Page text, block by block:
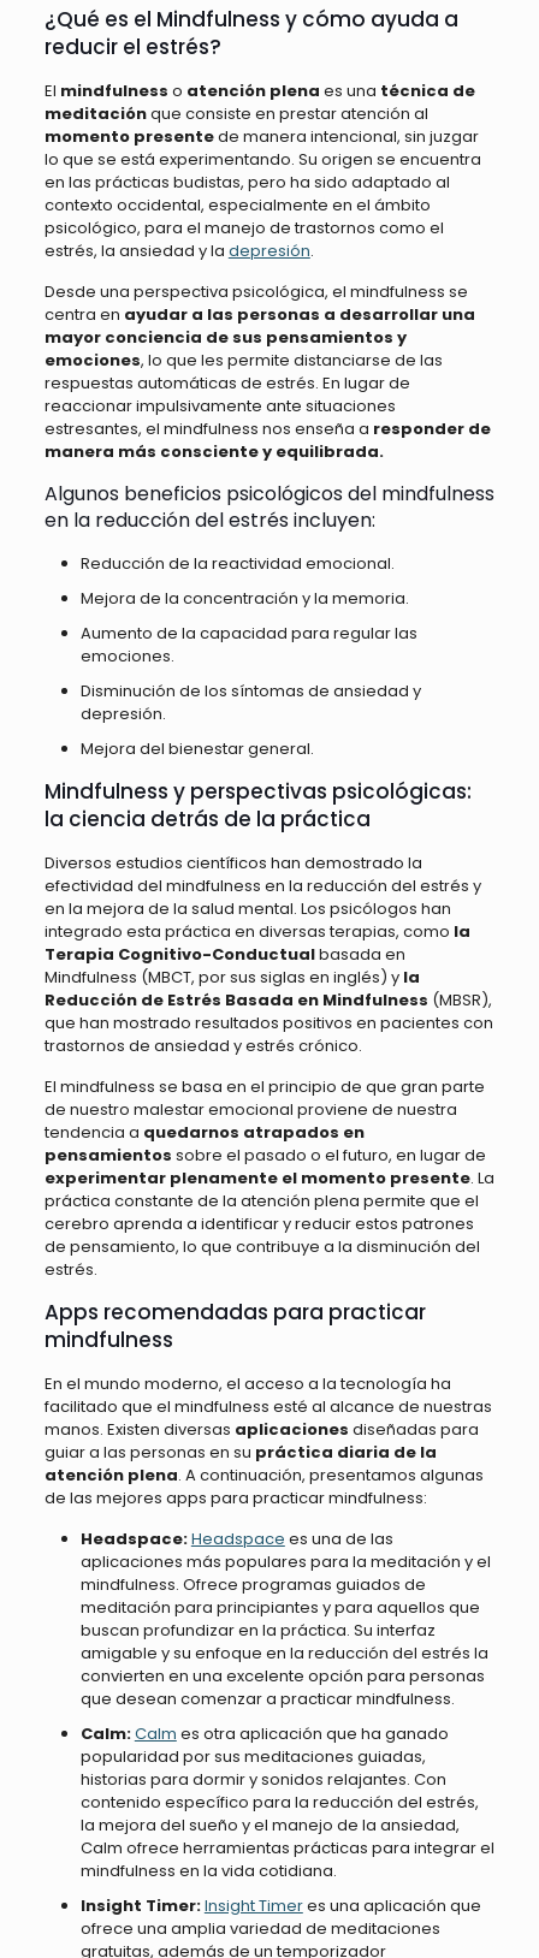
¿Qué es el Mindfulness y cómo ayuda a
reducir el estrés?
El mindfulness o atención plena es una técnica de
meditaciónque consiste en prestar atención al
momento presentede manera intencional, sin juzgar
lo que se está experimentando. Su origen se encuentra
en las prácticas budistas, pero ha sido adaptado al
contexto occidental, especialmente en el ámbito
psicológico, para el manejo de trastornos como el
estrés, la ansiedad y la depresión.
Desde una perspectiva psicológica, el mindfulness se
centra en ayudar a las personas a desarrollar una
mayor conciencia de sus pensamientos y
emociones, lo que les permite distanciarse de las
respuestas automáticas de estrés. En lugar de
reaccionar impulsivamente ante situaciones
estresantes, el mindfulness nos enseña a responder de
manera más consciente y equilibrada.
Algunos beneficios psicológicos del mindfulness
en la reducción del estrés incluyen:
Reducción de la reactividad emocional.
Mejora de la concentración y la memoria.
Aumento de la capacidad para regular las
emociones.
Disminución de los síntomas de ansiedad y
depresión.
Mejora del bienestar general.
Mindfulness y perspectivas psicológicas:
la ciencia detrás de la práctica
Diversos estudios científicos han demostrado la
efectividad del mindfulness en la reducción del estrés y
en la mejora de la salud mental. Los psicólogos han
integrado esta práctica en diversas terapias, como la
Terapia Cognitivo-Conductualbasada en
Mindfulness (MBCT, por sus siglas en inglés) y la
Reducción de Estrés Basada en Mindfulness (MBSR),
que han mostrado resultados positivos en pacientes con
trastornos de ansiedad y estrés crónico.
El mindfulness se basa en el principio de que gran parte
de nuestro malestar emocional proviene de nuestra
tendencia a quedarnos atrapados en
pensamientos sobre el pasado o el futuro, en lugar de
experimentar plenamente el momento presente. La
práctica constante de la atención plena permite que el
cerebro aprenda a identificar y reducir estos patrones
de pensamiento, lo que contribuye a la disminución del
estrés.
Apps recomendadas para practicar
mindfulness
En el mundo moderno, el acceso a la tecnología ha
facilitado que el mindfulness esté al alcance de nuestras
manos. Existen diversas aplicaciones diseñadas para
guiar a las personas en su práctica diaria de la
atención plena. A continuación, presentamos algunas
de las mejores apps para practicar mindfulness:
Headspace:Headspace es una de las
aplicaciones más populares para la meditación y el
mindfulness. Ofrece programas guiados de
meditación para principiantes y para aquellos que
buscan profundizar en la práctica. Su interfaz
amigable y su enfoque en la reducción del estrés la
convierten en una excelente opción para personas
que desean comenzar a practicar mindfulness.
Calm:Calm es otra aplicación que ha ganado
popularidad por sus meditaciones guiadas,
historias para dormir y sonidos relajantes. Con
contenido específico para la reducción del estrés,
la mejora del sueño y el manejo de la ansiedad,
Calm ofrece herramientas prácticas para integrar el
mindfulness en la vida cotidiana.
Insight Timer:Insight Timeres una aplicación que
ofrece una amplia variedad de meditaciones
gratuitas, además de un temporizador